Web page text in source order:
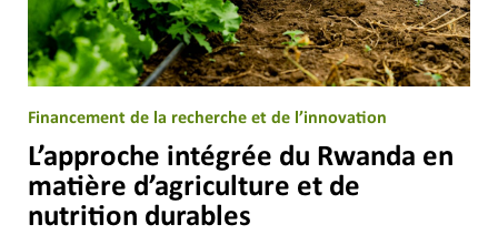
Financement de la recherche et de l’innovation
L’approche intégrée du Rwanda en
matière d’agriculture et de
nutrition durables